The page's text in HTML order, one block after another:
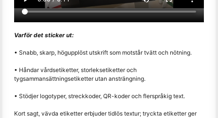
Varför det sticker ut:
• Snabb, skarp, högupplöst utskrift som motstår tvätt och nötning.
• Håndar vårdsetiketter, storleksetiketter och
tygsammansättningsetiketter utan ansträngning.
• Stödjer logotyper, streckkoder, QR-koder och flerspråkig text.
Kort sagt, vävda etiketter erbjuder tidlös textur; tryckta etiketter ger